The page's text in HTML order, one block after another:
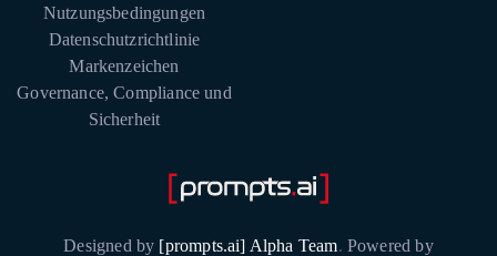
Nutzungsbedingungen
Datenschutzrichtlinie
Markenzeichen
Governance, Compliance und
Sicherheit
Designed by [prompts.ai] Alpha Team. Powered by